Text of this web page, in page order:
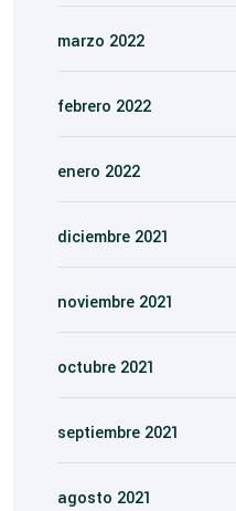
marzo 2022
febrero 2022
enero 2022
diciembre 2021
noviembre 2021
octubre 2021
septiembre 2021
agosto 2021